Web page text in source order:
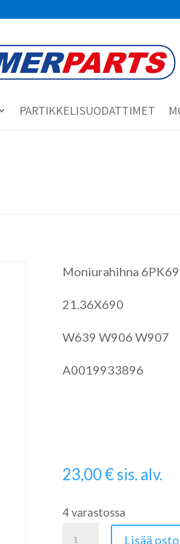
PARTIKKELISUODATTIMET
Moniurahihna
21.36X690
W639 W906 W907
A0019933896
23,00€ sis. alv.
4 varastossa
MoniurahihnaLisää